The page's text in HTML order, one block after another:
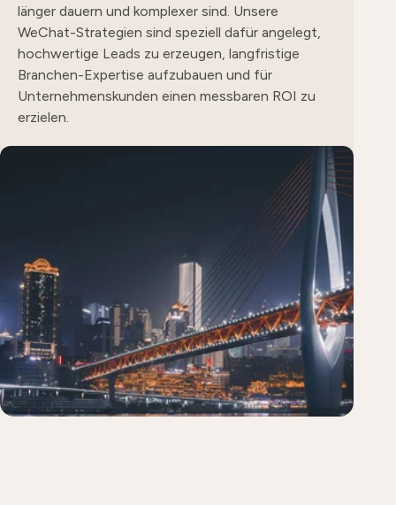
länger dauern und komplexer sind. Unsere
WeChat-Strategien sind speziell dafür angelegt,
hochwertige Leads zu erzeugen, langfristige
Branchen-Expertise aufzubauen und für
Unternehmenskunden einen messbaren ROI zu
erzielen.